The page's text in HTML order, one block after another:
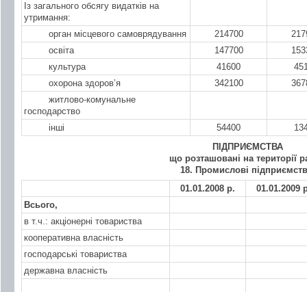
Із загального обсягу видатків на
утримання:
орган місцевого самоврядування
214700
освіта
147700
культура
41600
охорона здоров’я
342100
житлово-комунальне
господарство
інші
54400
ПІДПРИЄМСТВА
що розташовані на території
18. Промислові
01.01.2008 р.
01.01.2009
Всього,
в т.ч.: акціонерні товариства
кооперативна власність
господарські товариства
державна власність